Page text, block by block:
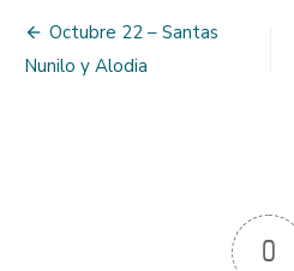
Post
navigation
Octubre 22 – Santas
Nunilo y Alodia
0